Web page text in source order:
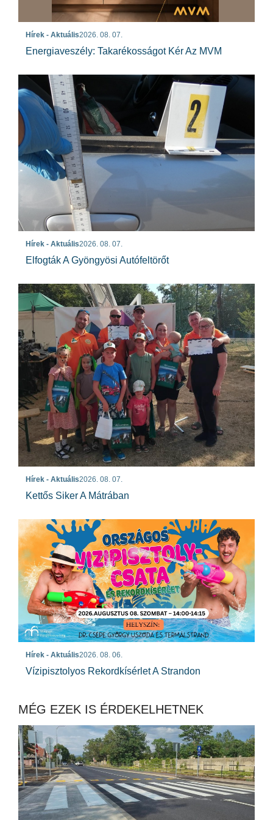
Hírek - Aktuális2026. 08. 07.
Energiaveszély: Takarékosságot Kér Az MVM
Hírek - Aktuális2026. 08. 07.
Elfogták A Gyöngyösi Autófeltörőt
Hírek - Aktuális2026. 08. 07.
Kettős Siker A Mátrában
Hírek - Aktuális2026. 08. 06.
Vízipisztolyos Rekordkísérlet A Strandon
MÉG EZEK IS ÉRDEKELHETNEK